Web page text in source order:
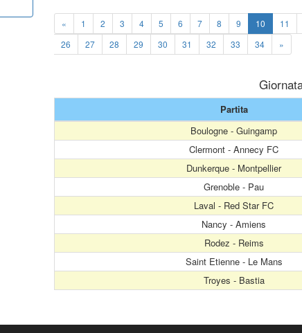
« 1 2 3 4 5 6 7 8 9 10 11
26
27 28 29 30 31 32 33 34 »
Partita
Boulogne - Guingamp
Clermont - Annecy FC
Dunkerque - Montpellier
Grenoble - Pau
Laval - Red Star FC
Nancy - Amiens
Rodez - Reims
Saint Etienne - Le Mans
Troyes - Bastia